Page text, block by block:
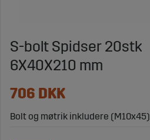
S-bolt Spidser 20stk
6X40X210 mm
706 DKK
Bolt og møtrik inkludere (M10x45)